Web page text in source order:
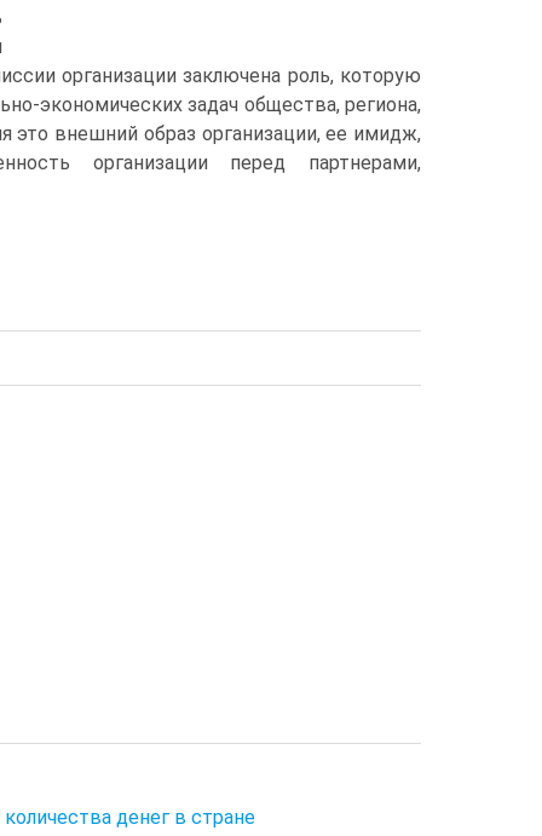
организации заключена роль, которую
экономических задач общества, региона,
это внешний образ организации, ее имидж,
организации перед партнерами,
денег в стране